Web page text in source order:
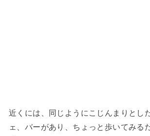
近くには、同じようにこじんまりとし
ェ、バーがあり、ちょっと歩いてみる